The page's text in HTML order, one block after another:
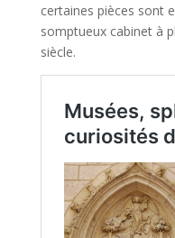
certaines pièces sont
somptueux cabinet à
siècle.